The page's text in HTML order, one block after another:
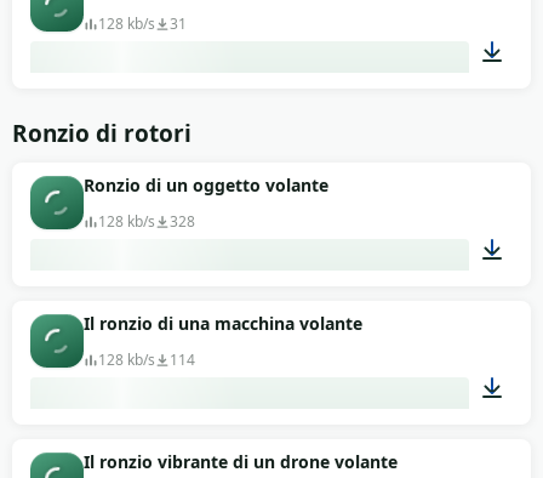
128 kb/s 31
Ronzio di rotori
Ronzio di un oggetto volante
128 kb/s 328
Il ronzio di una macchina volante
128 kb/s 114
Il ronzio vibrante di un drone volante